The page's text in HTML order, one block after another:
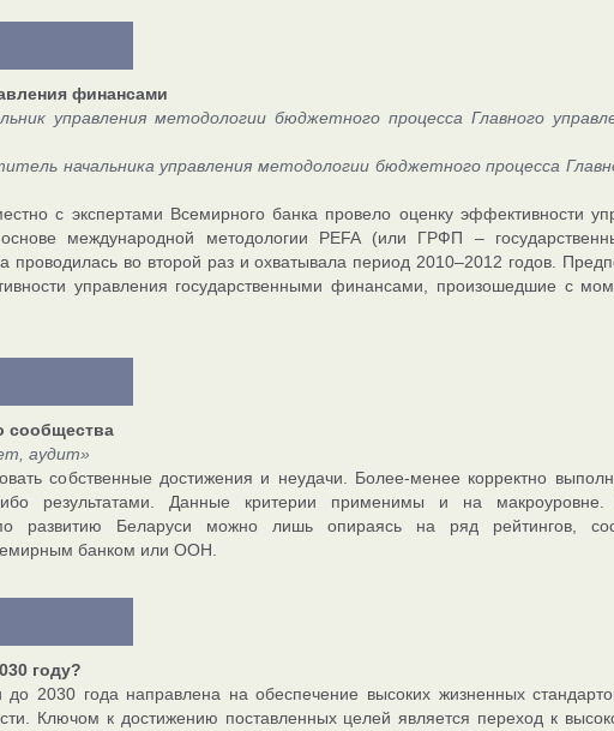
финансами
управления методологии бюджетного процесса Главного
начальника управления методологии бюджетного процесса
с экспертами Всемирного банка провело оценку эффективности
международной методологии PEFA (или ГРФП –
проводилась во второй раз и охватывала период 2010–2012 годов.
управления государственными финансами, произошедшие с
сообщества
аудит»
собственные достижения и неудачи. Более-менее корректно
результатами. Данные критерии применимы и на макроуровне.
развитию Беларуси можно лишь опираясь на ряд рейтингов,
банком или ООН.
году?
до 2030 года направлена на обеспечение высоких жизненных
Ключом к достижению поставленных целей является переход к